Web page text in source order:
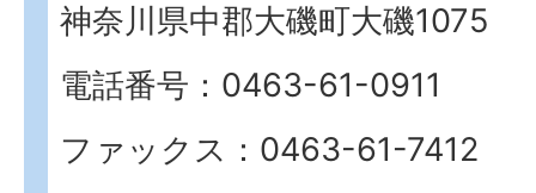
神奈川県中郡大磯町大磯1075
電話番号：0463-61-0911
ファックス：0463-61-7412